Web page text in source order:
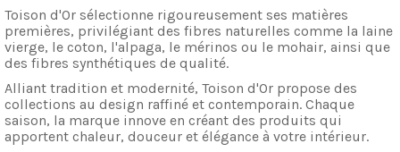
Toison d'Or sélectionne rigoureusement ses matières
premières, privilégiant des fibres naturelles comme la laine
vierge, le coton, l'alpaga, le mérinos ou le mohair, ainsi que
des fibres synthétiques de qualité.
Alliant tradition et modernité, Toison d'Or propose des
collections au design raffiné et contemporain. Chaque
saison, la marque innove en créant des produits qui
apportent chaleur, douceur et élégance à votre intérieur.